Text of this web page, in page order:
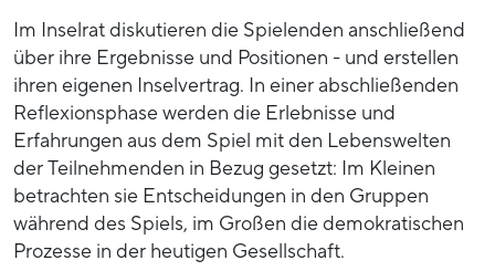
Im Inselrat diskutieren die Spielenden anschließend
über ihre Ergebnisse und Positionen - und erstellen
ihren eigenen Inselvertrag. In einer abschließenden
Reflexionsphase werden die Erlebnisse und
Erfahrungen aus dem Spiel mit den Lebenswelten
der Teilnehmenden in Bezug gesetzt: Im Kleinen
betrachten sie Entscheidungen in den Gruppen
während des Spiels, im Großen die demokratischen
Prozesse in der heutigen Gesellschaft.